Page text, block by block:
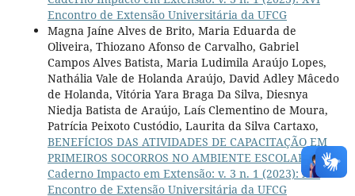
Encontro de Extensão Universitária da UFCG
Magna Jaíne Alves de Brito, Maria Eduarda de
Oliveira, Thiozano Afonso de Carvalho, Gabriel
Campos Alves Batista, Maria Ludimila Araújo Lopes,
Nathália Vale de Holanda Araújo, David Adley Mâcedo
de Holanda, Vitória Yara Braga Da Silva, Diesnya
Niedja Batista de Araújo, Laís Clementino de Moura,
Patrícia Peixoto Custódio, Laurita da Silva Cartaxo,
BENEFÍCIOS DAS ATIVIDADES DE CAPACITAÇÃO EM
PRIMEIROS SOCORROS NO AMBIENTE ESCOLAR
Caderno Impacto em Extensão: v. 3 n. 1 (2023): XVI
Encontro de Extensão Universitária da UFCG